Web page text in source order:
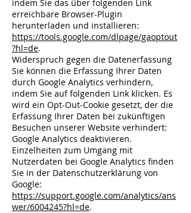
indem Sie das über folgenden Link
erreichbare Browser-Plugin
herunterladen und installieren:
https://tools.google.com/dlpage/gaoptout
?hl=de.
Widerspruch gegen die Datenerfassung
Sie können die Erfassung Ihrer Daten
durch Google Analytics verhindern,
indem Sie auf folgenden Link klicken. Es
wird ein Opt-Out-Cookie gesetzt, der die
Erfassung Ihrer Daten bei zukünftigen
Besuchen unserer Website verhindert:
Google Analytics deaktivieren.
Einzelheiten zum Umgang mit
Nutzerdaten bei Google Analytics finden
Sie in der Datenschutzerklärung von
Google:
https://support.google.com/analytics/ans
wer/6004245?hl=de.